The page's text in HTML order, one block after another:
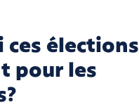
ces élections
pour les